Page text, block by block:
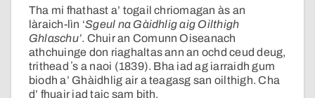
Tha mi fhathast a’ togail chriomagan às an
làraich-lìn ‘Sgeul na Gàidhlig aig Oilthigh
Ghlaschu’. Chuir an Comunn Oiseanach
athchuinge don riaghaltas ann an ochd ceud deug,
trithead ʼs a naoi (1839). Bha iad ag iarraidh gum
biodh a’ Ghàidhlig air a teagasg san oilthigh. Cha
d’ fhuair iad taic sam bith.